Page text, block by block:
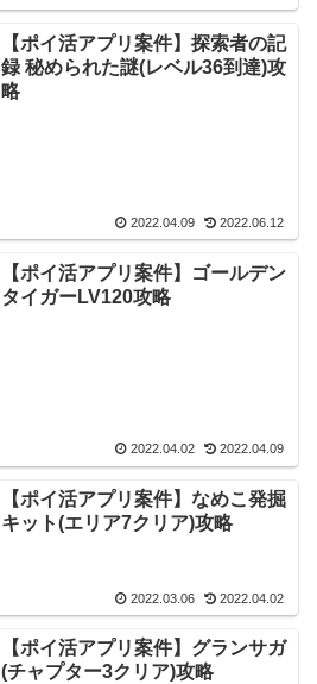
【ポイ活アプリ案件】探索者の記
録 秘められた謎(レベル36到達)攻
略
2022.04.09 2022.06.12
【ポイ活アプリ案件】ゴールデン
タイガーLV120攻略
2022.04.02 2022.04.09
【ポイ活アプリ案件】なめこ発掘
キット(エリア7クリア)攻略
2022.03.06 2022.04.02
【ポイ活アプリ案件】グランサガ
(チャプター3クリア)攻略